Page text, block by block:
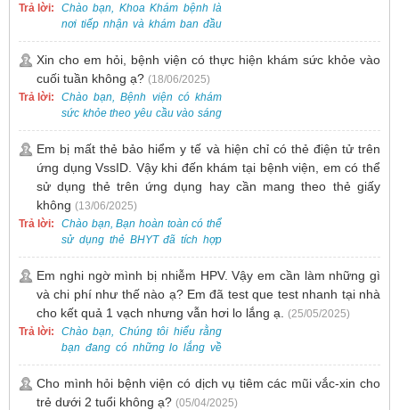
Trả lời:
Chào bạn, Khoa Khám bệnh là
nơi tiếp nhận và khám ban đầu
cho tất cả các trường hợp, bao
gồm cả điều trị mụn. Vì vậy, bạn
cần đăng ký khám tại Khoa
Khám bệnh trước.
Xin cho em hỏi, bệnh viện có thực hiện khám sức khỏe vào
cuối tuần không ạ? (18/06/2025)
Trả lời:
Chào bạn, Bệnh viện có khám
sức khỏe theo yêu cầu vào sáng
thứ Bảy. Nếu bạn có nhu cầu, vui
lòng đặt lịch trước để được sắp
xếp thời gian phù hợp.
Em bị mất thẻ bảo hiểm y tế và hiện chỉ có thẻ điện tử trên
ứng dụng VssID. Vậy khi đến khám tại bệnh viện, em có thể
sử dụng thẻ trên ứng dụng hay cần mang theo thẻ giấy
không (13/06/2025)
Trả lời:
Chào bạn, Bạn hoàn toàn có thể
sử dụng thẻ BHYT đã tích hợp
trên ứng dụng VssID khi đến
khám và không cần mang theo
thẻ giấy.
Em nghi ngờ mình bị nhiễm HPV. Vậy em cần làm những gì
và chi phí như thế nào ạ? Em đã test que test nhanh tại nhà
cho kết quả 1 vạch nhưng vẫn hơi lo lắng ạ. (25/05/2025)
Trả lời:
Chào bạn, Chúng tôi hiểu rằng
bạn đang có những lo lắng về
nguy cơ nhiễm HPV. Tại Bệnh
viện Việt Nam - Thụy Điển Uông
Bí, chúng tôi cung cấp các dịch
Cho mình hỏi bệnh viện có dịch vụ tiêm các mũi vắc-xin cho
trẻ dưới 2 tuổi không ạ? (05/04/2025)